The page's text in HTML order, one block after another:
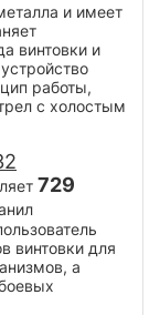
и имеет
винтовки и
работы,
с холостым
729
винтовки для
а